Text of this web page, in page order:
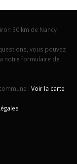
30 km de Nancy
vous pouvez
notre formulaire de
: Voir la carte